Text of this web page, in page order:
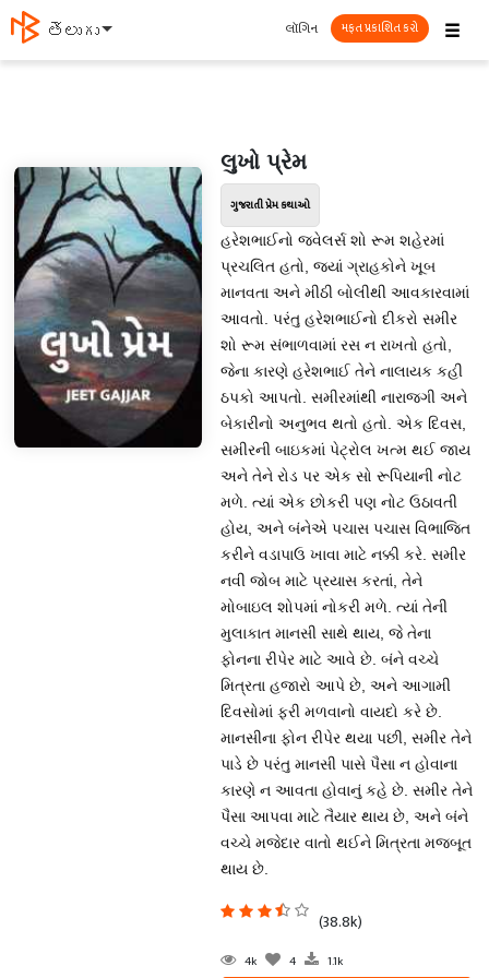
తెలుగు ☰
લૉગિન મફત પ્રકાશિત કરો
લુખો પ્રેમ
ગુજરાતી પ્રેમ કથાઓ
હરેશભાઈનો જવેલર્સ શો રૂમ શહેરમાં
પ્રચલિત હતો, જ્યાં ગ્રાહકોને ખૂબ
માનવતા અને મીઠી બોલીથી આવકારવામાં
આવતો. પરંતુ હરેશભાઈનો દીકરો સમીર
શો રૂમ સંભાળવામાં રસ ન રાખતો હતો,
જેના કારણે હરેશભાઈ તેને નાલાયક કહી
ઠપકો આપતો. સમીરમાંથી નારાજગી અને
બેકારીનો અનુભવ થતો હતો. એક દિવસ,
સમીરની બાઇકમાં પેટ્રોલ ખત્મ થઈ જાય
અને તેને રોડ પર એક સો રૂપિયાની નોટ
મળે. ત્યાં એક છોકરી પણ નોટ ઉઠાવતી
હોય, અને બંનેએ પચાસ પચાસ વિભાજિત
કરીને વડાપાઉ ખાવા માટે નક્કી કરે. સમીર
નવી જોબ માટે પ્રયાસ કરતાં, તેને
મોબાઇલ શોપમાં નોકરી મળે. ત્યાં તેની
મુલાકાત માનસી સાથે થાય, જે તેના
ફોનના રીપેર માટે આવે છે. બંને વચ્ચે
મિત્રતા હજારો આપે છે, અને આગામી
દિવસોમાં ફરી મળવાનો વાયદો કરે છે.
માનસીના ફોન રીપેર થયા પછી, સમીર તેને
પાડે છે પરંતુ માનસી પાસે પૈસા ન હોવાના
કારણે ન આવતા હોવાનું કહે છે. સમીર તેને
પૈસા આપવા માટે તૈયાર થાય છે, અને બંને
વચ્ચે મજેદાર વાતો થઈને મિત્રતા મજબૂત
થાય છે.
(38.8k)
4k 4 1.1k